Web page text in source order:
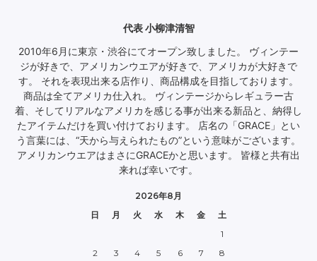
代表 小柳津清智
2010年6月に東京・渋谷にてオープン致しました。 ヴィンテー
ジが好きで、アメリカンウエアが好きで、アメリカが大好きで
す。 それを表現出来る店作り、商品構成を目指しております。
商品は全てアメリカ仕入れ。 ヴィンテージからレギュラー古
着、そしてリアルなアメリカを感じる事が出来る新品と、納得し
たアイテムだけを買い付けております。 店名の「GRACE」とい
う言葉には、“天から与えられたもの”という意味がございます。
アメリカンウエアはまさにGRACEかと思います。 皆様と共有出
来れば幸いです。
2026年8月
日
月 火 水 木 金
土
1
2
3 4 5 6 7
8